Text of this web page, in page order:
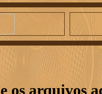
os arquivos